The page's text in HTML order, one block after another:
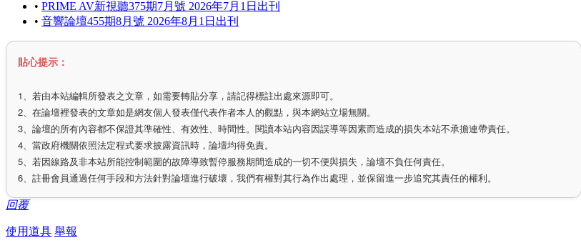
• PRIME AV新視聽375期7月號 2026年7月1日出刊
• 音響論壇455期8月號 2026年8月1日出刊
貼心提示：
1、若由本站編輯所發表之文章，如需要轉貼分享，請記得標註出處來源即可。
2、在論壇裡發表的文章如是網友個人發表僅代表作者本人的觀點，與本網站立場無關。
3、論壇的所有內容都不保證其準確性、有效性、時間性。閱讀本站內容因誤導等因素而造成的損失本站不承擔連帶責任。
4、當政府機關依照法定程式要求披露資訊時，論壇均得免責。
5、若因線路及非本站所能控制範圍的故障導致暫停服務期間造成的一切不便與損失，論壇不負任何責任。
6、註冊會員通過任何手段和方法針對論壇進行破壞，我們有權對其行為作出處理，並保留進一步追究其責任的權利。
回覆
使用道具 舉報